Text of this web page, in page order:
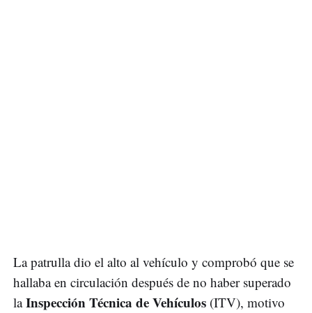
La patrulla dio el alto al vehículo y comprobó que se
hallaba en circulación después de no haber superado
laInspección Técnica de Vehículos (ITV), motivo